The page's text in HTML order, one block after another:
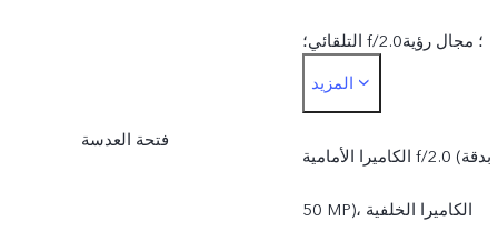
التلقائي؛ f/2.0؛ مجال رؤية
الكاميرا الخلفية:
الكاميرا الرئيسية بنظام
المزيد
فتحة العدسة
الكاميرا الأمامية f/2.0 (بدقة
‎50 MP)، الكاميرا الخلفية